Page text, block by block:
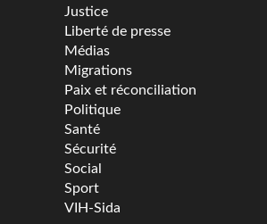
Justice
Liberté de presse
Médias
Migrations
Paix et réconciliation
Politique
Santé
Sécurité
Social
Sport
VIH-Sida